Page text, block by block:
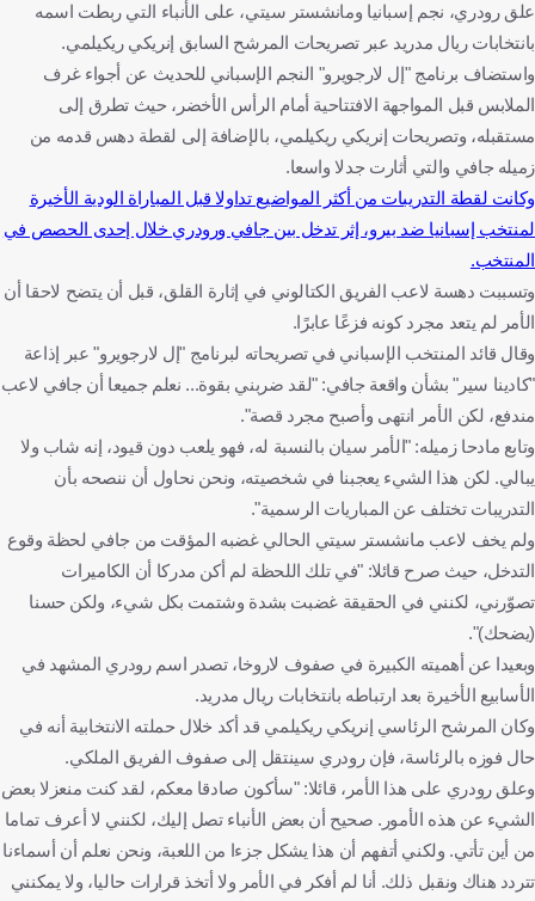
الدوري الإنجليزي الممتاز
إسبانيا إنجلترا كرة قدم
علق رودري، نجم إسبانيا ومانشستر سيتي، على الأنباء التي ربطت اسمه
بانتخابات ريال مدريد عبر تصريحات المرشح السابق إنريكي ريكيلمي.
واستضاف برنامج "إل لارجويرو" النجم الإسباني للحديث عن أجواء غرف
الملابس قبل المواجهة الافتتاحية أمام الرأس الأخضر، حيث تطرق إلى
مستقبله، وتصريحات إنريكي ريكيلمي، بالإضافة إلى لقطة دهس قدمه من
زميله جافي والتي أثارت جدلا واسعا.
وكانت لقطة التدريبات من أكثر المواضيع تداولا قبل المباراة الودية الأخيرة
لمنتخب إسبانيا ضد بيرو، إثر تدخل بين جافي ورودري خلال إحدى الحصص في
المنتخب.
وتسببت دهسة لاعب الفريق الكتالوني في إثارة القلق، قبل أن يتضح لاحقا أن
الأمر لم يتعد مجرد كونه فزعًا عابرًا.
وقال قائد المنتخب الإسباني في تصريحاته لبرنامج "إل لارجويرو" عبر إذاعة
"كادينا سير" بشأن واقعة جافي: "لقد ضربني بقوة... نعلم جميعا أن جافي لاعب
مندفع، لكن الأمر انتهى وأصبح مجرد قصة".
وتابع مادحا زميله: "الأمر سيان بالنسبة له، فهو يلعب دون قيود، إنه شاب ولا
يبالي. لكن هذا الشيء يعجبنا في شخصيته، ونحن نحاول أن ننصحه بأن
التدريبات تختلف عن المباريات الرسمية".
ولم يخف لاعب مانشستر سيتي الحالي غضبه المؤقت من جافي لحظة وقوع
التدخل، حيث صرح قائلا: "في تلك اللحظة لم أكن مدركا أن الكاميرات
تصوّرني، لكنني في الحقيقة غضبت بشدة وشتمت بكل شيء، ولكن حسنا
(يضحك)".
وبعيدا عن أهميته الكبيرة في صفوف لاروخا، تصدر اسم رودري المشهد في
الأسابيع الأخيرة بعد ارتباطه بانتخابات ريال مدريد.
وكان المرشح الرئاسي إنريكي ريكيلمي قد أكد خلال حملته الانتخابية أنه في
حال فوزه بالرئاسة، فإن رودري سينتقل إلى صفوف الفريق الملكي.
وعلق رودري على هذا الأمر، قائلا: "سأكون صادقا معكم، لقد كنت منعزلا بعض
الشيء عن هذه الأمور. صحيح أن بعض الأنباء تصل إليك، لكنني لا أعرف تماما
من أين تأتي. ولكني أتفهم أن هذا يشكل جزءا من اللعبة، ونحن نعلم أن أسماءنا
تتردد هناك ونقبل ذلك. أنا لم أفكر في الأمر ولا أتخذ قرارات حاليا، ولا يمكنني